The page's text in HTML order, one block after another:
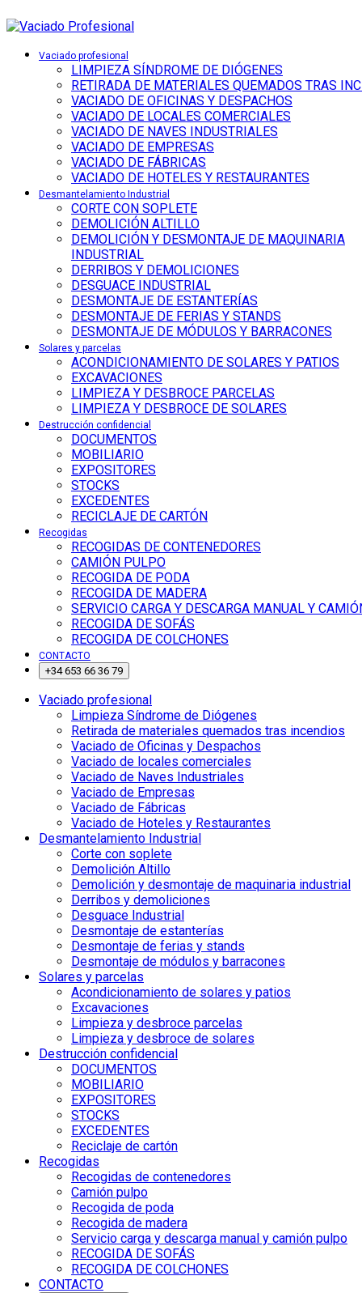
Vaciado profesional
LIMPIEZA SÍNDROME DE DIÓGENES
RETIRADA DE MATERIALES QUEMADOS TRAS
VACIADO DE OFICINAS Y DESPACHOS
VACIADO DE LOCALES COMERCIALES
VACIADO DE NAVES INDUSTRIALES
VACIADO DE EMPRESAS
VACIADO DE FÁBRICAS
VACIADO DE HOTELES Y RESTAURANTES
Desmantelamiento Industrial
CORTE CON SOPLETE
DEMOLICIÓN ALTILLO
DEMOLICIÓN Y DESMONTAJE DE MAQUINARIA
INDUSTRIAL
DERRIBOS Y DEMOLICIONES
DESGUACE INDUSTRIAL
DESMONTAJE DE ESTANTERÍAS
DESMONTAJE DE FERIAS Y STANDS
DESMONTAJE DE MÓDULOS Y BARRACONES
Solares y parcelas
ACONDICIONAMIENTO DE SOLARES Y PATIOS
EXCAVACIONES
LIMPIEZA Y DESBROCE PARCELAS
LIMPIEZA Y DESBROCE DE SOLARES
Destrucción confidencial
DOCUMENTOS
MOBILIARIO
EXPOSITORES
STOCKS
EXCEDENTES
RECICLAJE DE CARTÓN
Recogidas
RECOGIDAS DE CONTENEDORES
CAMIÓN PULPO
RECOGIDA DE PODA
RECOGIDA DE MADERA
SERVICIO CARGA Y DESCARGA MANUAL Y
RECOGIDA DE SOFÁS
RECOGIDA DE COLCHONES
CONTACTO
+34 653 66 36 79
Vaciado profesional
Limpieza Síndrome de Diógenes
Retirada de materiales quemados tras incendios
Vaciado de Oficinas y Despachos
Vaciado de locales comerciales
Vaciado de Naves Industriales
Vaciado de Empresas
Vaciado de Fábricas
Vaciado de Hoteles y Restaurantes
Desmantelamiento Industrial
Corte con soplete
Demolición Altillo
Demolición y desmontaje de maquinaria industrial
Derribos y demoliciones
Desguace Industrial
Desmontaje de estanterías
Desmontaje de ferias y stands
Desmontaje de módulos y barracones
Solares y parcelas
Acondicionamiento de solares y patios
Excavaciones
Limpieza y desbroce parcelas
Limpieza y desbroce de solares
Destrucción confidencial
DOCUMENTOS
MOBILIARIO
EXPOSITORES
STOCKS
EXCEDENTES
Reciclaje de cartón
Recogidas
Recogidas de contenedores
Camión pulpo
Recogida de poda
Recogida de madera
Servicio carga y descarga manual y camión pulpo
RECOGIDA DE SOFÁS
RECOGIDA DE COLCHONES
CONTACTO